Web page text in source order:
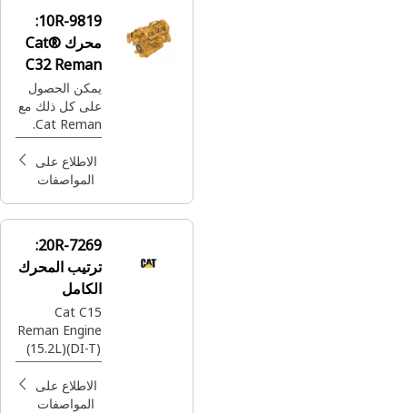
بسعر بسيط.
10R-9819:
محرك Cat®
C32 Reman
يمكن الحصول
على كل ذلك مع
Cat Reman.
أفضل القطع
المصممة من
Cat® مع ضمان
ووقتما تحتاج
بسعر بسيط.
الاطلاع على
المواصفات
20R-7269:
ترتيب المحرك
الكامل
Cat C15
Reman Engine
(15.2L)(DI-T)
(ATAAC)
(MEUI)(ADEM
4)(TIER 3
الاطلاع على
المواصفات